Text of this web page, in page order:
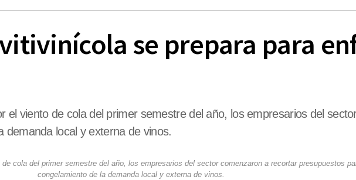
se prepara para
el viento de cola del primer semestre del año, los empresarios del
demanda local y externa de vinos.
cola del primer semestre del año, los empresarios del sector comenzaron a recortar presupuestos
congelamiento de la demanda local y externa de vinos.